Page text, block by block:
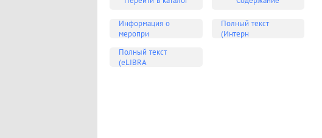
Информация о
меропри
Полный текст
(Интерн
Полный текст
(eLIBRA